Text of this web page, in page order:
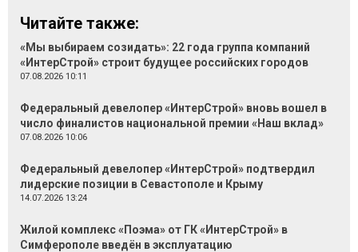
Читайте также:
«Мы выбираем созидать»: 22 года группа компаний
«ИнтерСтрой» строит будущее российских городов
07.08.2026 10:11
Федеральный девелопер «ИнтерСтрой» вновь вошел в
число финалистов национальной премии «Наш вклад»
07.08.2026 10:06
Федеральный девелопер «ИнтерСтрой» подтвердил
лидерские позиции в Севастополе и Крыму
14.07.2026 13:24
Жилой комплекс «Поэма» от ГК «ИнтерСтрой» в
Симферополе введён в эксплуатацию